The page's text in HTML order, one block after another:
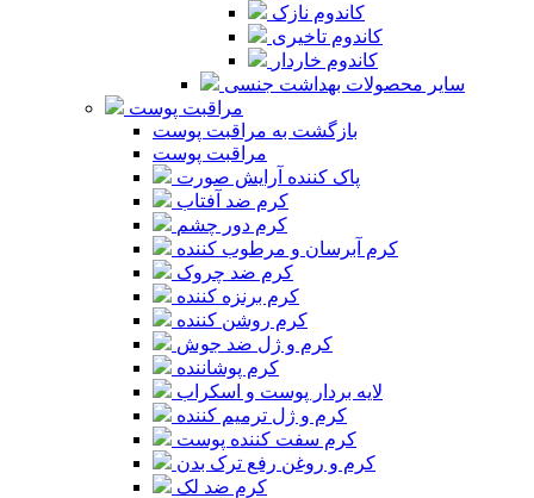
کاندوم نازک
کاندوم تاخیری
کاندوم خاردار
سایر محصولات بهداشت جنسی
مراقبت پوست
بازگشت به مراقبت پوست
مراقبت پوست
پاک کننده آرایش صورت
کرم ضد آفتاب
کرم دور چشم
کرم آبرسان و مرطوب کننده
کرم ضد چروک
کرم برنزه کننده
کرم روشن کننده
کرم و ژل ضد جوش
کرم پوشاننده
لایه بردار پوست و اسکراب
کرم و ژل ترمیم کننده
کرم سفت کننده پوست
کرم و روغن رفع ترک بدن
کرم ضد لک